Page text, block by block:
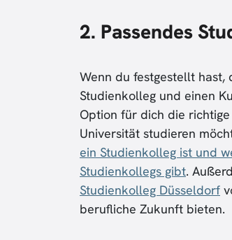
2. Passendes
Wenn du festgestellt hast,
Studienkolleg und einen
Option für dich die
Universität studieren
ein Studienkolleg ist und
Studienkollegs gibt.
Studienkolleg Düsseldorf
berufliche Zukunft bieten.